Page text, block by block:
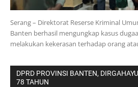
Serang – Direktorat Reserse Kriminal
Banten berhasil mengungkap kasus
melakukan kekerasan terhadap orang
DPRD PROVINSI BANTEN,
78 TAHUN